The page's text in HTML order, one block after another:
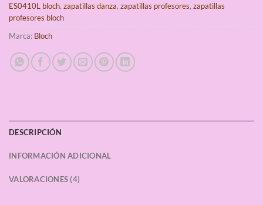
ES0410L bloch, zapatillas danza, zapatillas profesores, zapatillas
profesores bloch
Marca: Bloch
DESCRIPCIÓN
INFORMACIÓN ADICIONAL
VALORACIONES (4)